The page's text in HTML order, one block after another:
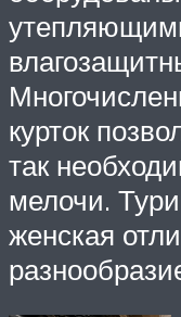
курток
так
мелочи.
женская